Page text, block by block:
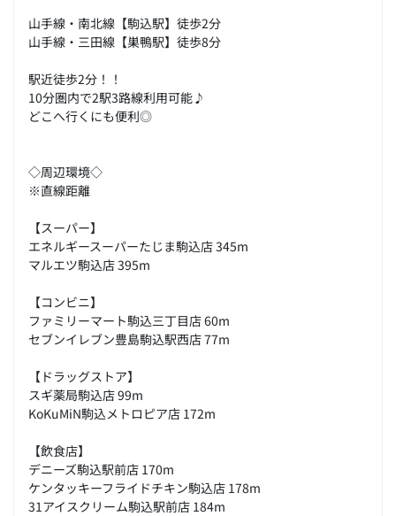
山手線・南北線【駒込駅】徒歩2分
山手線・三田線【巣鴨駅】徒歩8分
駅近徒歩2分！！
10分圏内で2駅3路線利用可能♪
どこへ行くにも便利◎
◇周辺環境◇
※直線距離
【スーパー】
エネルギースーパーたじま駒込店 345m
マルエツ駒込店 395m
【コンビニ】
ファミリーマート駒込三丁目店 60m
セブンイレブン豊島駒込駅西店 77m
【ドラッグストア】
スギ薬局駒込店 99m
KoKuMiN駒込メトロピア店 172m
【飲食店】
デニーズ駒込駅前店 170m
ケンタッキーフライドチキン駒込店 178m
31アイスクリーム駒込駅前店 184m